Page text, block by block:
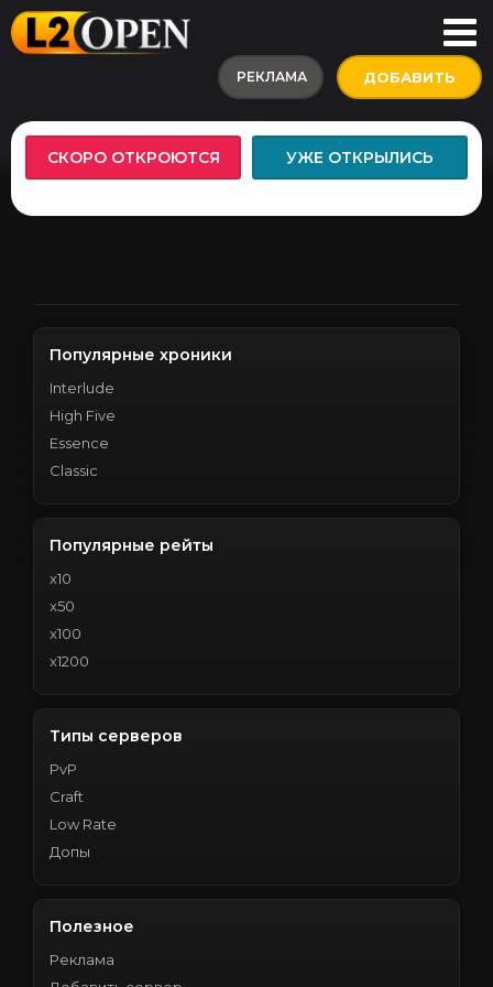
РЕКЛАМА ДОБАВИТЬ
СКОРО ОТКРОЮТСЯ УЖЕ ОТКРЫЛИСЬ
Популярные хроники
Interlude
High Five
Essence
Classic
Популярные рейты
x10
x50
x100
x1200
Типы серверов
PvP
Craft
Low Rate
Допы
Полезное
Реклама